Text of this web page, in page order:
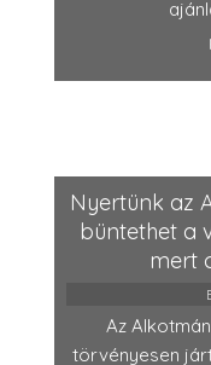
Nyertünk az
büntethet a
mert
Az
törvényesen